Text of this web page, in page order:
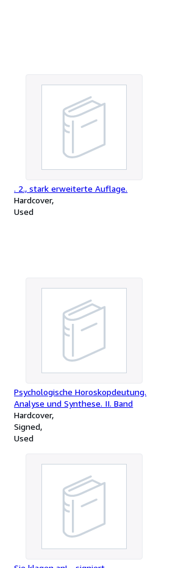
. 2., stark erweiterte Auflage.
Hardcover
Used
Psychologische Horoskopdeutung.
Analyse und Synthese. II. Band
Hardcover
Signed
Used